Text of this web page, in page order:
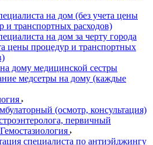
на дом (без учета цены
и транспортных расходов)
на дом за черту города
цены процедур и транспортных
дому медицинской сестры
медсетры на дому (каждые
(осмотр, консультация)
первичный
специалиста по антиэйджингу